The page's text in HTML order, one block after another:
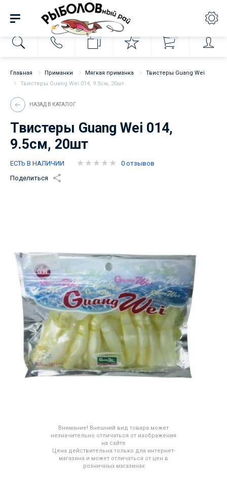
Главная Приманки Мягкая приманка
Твистеры Guang Wei
Твистеры Guang Wei 014, 9.5см, 20шт
НАЗАД В КАТАЛОГ
Твистеры Guang Wei 014,
9.5см, 20шт
ЕСТЬ В НАЛИЧИИ
0 отзывов
Поделиться
Внимание! Внешний вид товара может
незначительно отличаться от изображения
на сайте
Цена действительна только для интернет-
магазина и может отличаться от цен в
розничных магазинах